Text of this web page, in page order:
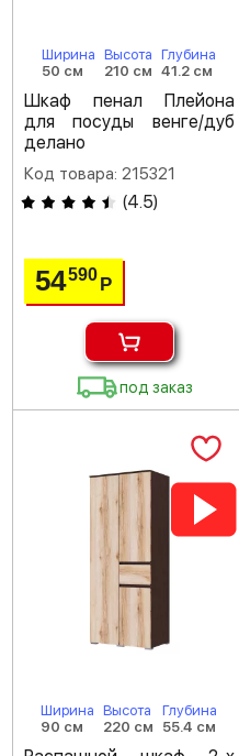
Ширина
50 см
Высота
210 см
Глубина
41.2 см
Шкаф пенал Плейона
для посуды венге/дуб
делано
Код товара: 215321
(4.5)
54590Р
под заказ
Ширина
90 см
Высота
220 см
Глубина
55.4 см